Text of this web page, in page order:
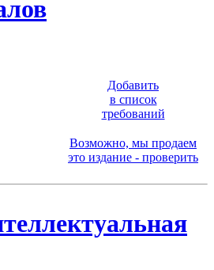
Добавить
в список
требований
Возможно, мы продаем
это издание - проверить